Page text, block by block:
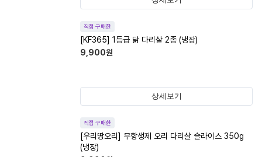
직접 구매한
[KF365] 1등급 닭 다리살 2종 (냉장)
9,900원
상세보기
직접 구매한
[우리땅오리] 무항생제 오리 다리살 슬라이스 350g
(냉장)